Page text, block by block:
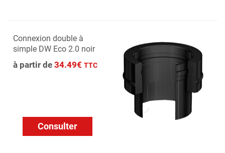
Connexion double à
simple DW Eco 2.0 noir
à partir de 34.49€ TTC
Consulter